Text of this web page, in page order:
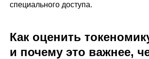
специального доступа.
Как оценить
и почему это важнее,